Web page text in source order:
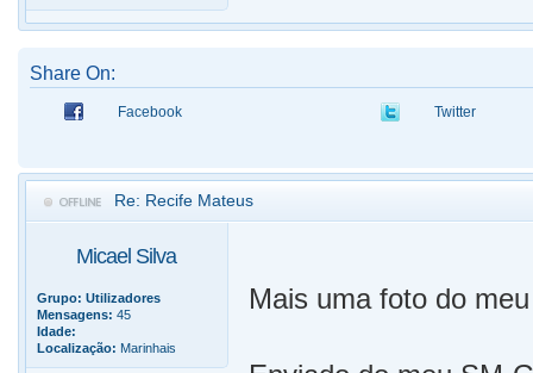
Share On:
Facebook Twitter
Re: Recife Mateus
Micael Silva
Grupo: Utilizadores
Mensagens: 45
Idade:
Localização: Marinhais
Mais uma foto do